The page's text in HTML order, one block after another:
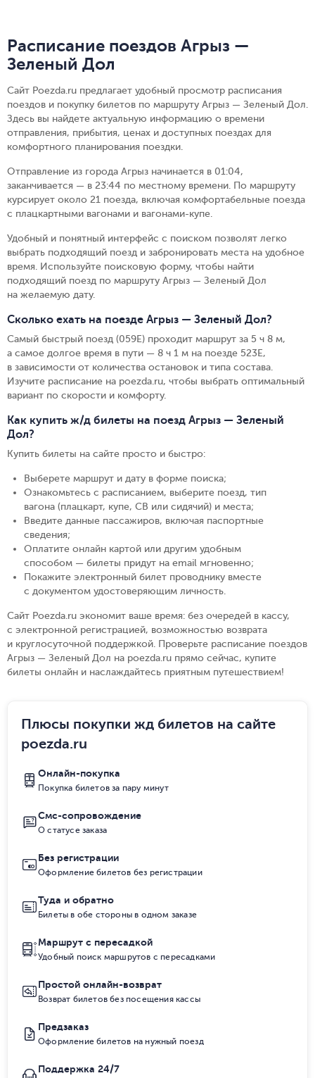
Расписание поездов Агрыз —
Зеленый Дол
Сайт Poezda.ru предлагает удобный просмотр расписания
поездов и покупку билетов по маршруту Агрыз — Зеленый Дол.
Здесь вы найдете актуальную информацию о времени
отправления, прибытия, ценах и доступных поездах для
комфортного планирования поездки.
Отправление из города Агрыз начинается в 01:04,
заканчивается — в 23:44 по местному времени. По маршруту
курсирует около 21 поезда, включая комфортабельные поезда
с плацкартными вагонами и вагонами-купе.
Удобный и понятный интерфейс с поиском позволят легко
выбрать подходящий поезд и забронировать места на удобное
время. Используйте поисковую форму, чтобы найти
подходящий поезд по маршруту Агрыз — Зеленый Дол
на желаемую дату.
Сколько ехать на поезде Агрыз — Зеленый Дол?
Самый быстрый поезд (059Е) проходит маршрут за 5 ч 8 м,
а самое долгое время в пути — 8 ч 1 м на поезде 523Е,
в зависимости от количества остановок и типа состава.
Изучите расписание на poezda.ru, чтобы выбрать оптимальный
вариант по скорости и комфорту.
Как купить ж/д билеты на поезд Агрыз — Зеленый
Дол?
Купить билеты на сайте просто и быстро:
Выберете маршрут и дату в форме поиска;
Ознакомьтесь с расписанием, выберите поезд, тип
вагона (плацкарт, купе, СВ или сидячий) и места;
Введите данные пассажиров, включая паспортные
сведения;
Оплатите онлайн картой или другим удобным
способом — билеты придут на email мгновенно;
Покажите электронный билет проводнику вместе
с документом удостоверяющим личность.
Сайт Poezda.ru экономит ваше время: без очередей в кассу,
с электронной регистрацией, возможностью возврата
и круглосуточной поддержкой. Проверьте расписание поездов
Агрыз — Зеленый Дол на poezda.ru прямо сейчас, купите
билеты онлайн и наслаждайтесь приятным путешествием!
Плюсы покупки жд билетов на сайте
poezda.ru
Онлайн-покупка
Покупка билетов за пару минут
Смс-сопровождение
О статусе заказа
Без регистрации
Оформление билетов без регистрации
Туда и обратно
Билеты в обе стороны в одном заказе
Маршрут с пересадкой
Удобный поиск маршрутов с пересадками
Простой онлайн-возврат
Возврат билетов без посещения кассы
Предзаказ
Оформление билетов на нужный поезд
Поддержка 24/7